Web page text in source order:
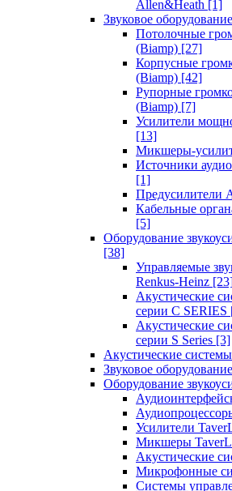
Allen&Heath [1]
Звуковое
Потолочные
(Biamp) [27]
Корпусные
(Biamp) [42]
Рупорные
(Biamp) [7]
Усилители
[13]
Микшеры-
Источники
[1]
Предусилители
Кабельные
[5]
Оборудование
[38]
Управляемые
Renkus-Heinz
Акустические
серии C SERIES
Акустические
серии S Series [3]
Акустические
Звуковое
Оборудование
Усилители
Микшеры
Акустические
Микрофонные
Системы